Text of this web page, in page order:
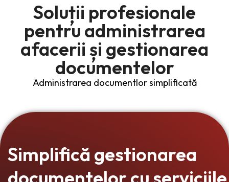
Soluții profesionale
pentru administrarea
afacerii și gestionarea
documentelor
Administrarea documentlor simplificată
Simplifică gestionarea